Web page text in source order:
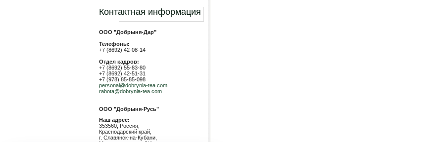
Контактная информация
ООО "Добрыня-Дар"
Телефоны:
+7 (8692) 42-08-14
Отдел кадров:
+7 (8692) 55-83-80
+7 (8692) 42-51-31
+7 (978) 85-85-098
personal@dobrynia-tea.com
rabota@dobrynia-tea.com
ООО "Добрыня-Русь"
Наш адрес:
353560, Россия,
Краснодарский край,
г. Славянск-на-Кубани,